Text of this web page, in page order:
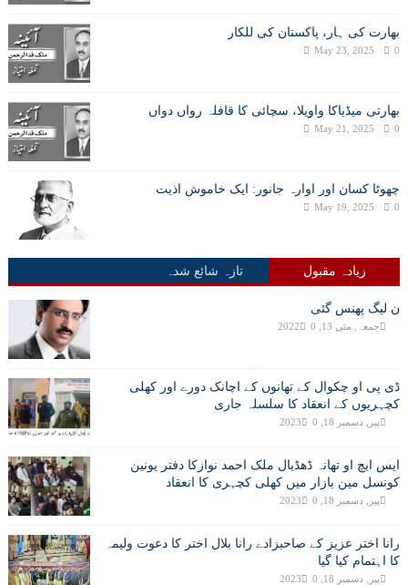
بھارت کی ہار، پاکستان کی للکار
May 23, 2025 0
بھارتی میڈیاکا واویلا، سچائی کا قافلہ رواں دواں
May 21, 2025 0
چھوٹا کسان اور اوارہ جانور: ایک خاموش اذیت
May 19, 2025 0
زیادہ مقبول تازہ شائع شدہ
ن لیگ پھنس گئی
جمعہ, مئی 13, 2022 0
ڈی پی او چکوال کے تھانوں کے اچانک دورے اور کھلی
کچہریوں کے انعقاد کا سلسلہ جاری
پیر, دسمبر 18, 2023 0
ایس ایچ او تھانہ ڈھڈیال ملک احمد نوازکا دفتر یونین
کونسل مین بازار میں کھلی کچہری کا انعقاد
پیر, دسمبر 18, 2023 0
رانا اختر عزیز کے صاحبزادے رانا بلال اختر کا دعوت ولیمہ
کا اہتمام کیا گیا
پیر, دسمبر 18, 2023 0